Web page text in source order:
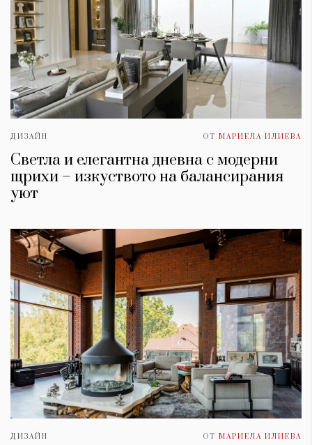
ДИЗАЙН ОТ МАРИЕЛА ИЛИЕВА
Светла и елегантна дневна с модерни
щрихи – изкуството на балансирания
уют
ДИЗАЙН ОТ МАРИЕЛА ИЛИЕВА